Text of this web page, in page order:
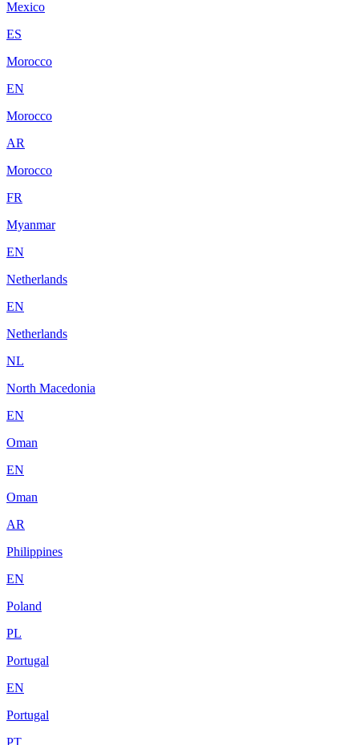
Mexico
ES
Morocco
EN
Morocco
AR
Morocco
FR
Myanmar
EN
Netherlands
EN
Netherlands
NL
North Macedonia
EN
Oman
EN
Oman
AR
Philippines
EN
Poland
PL
Portugal
EN
Portugal